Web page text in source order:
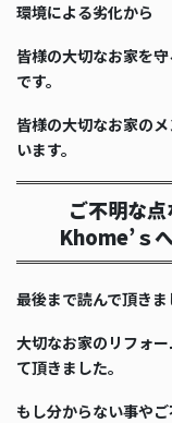
環境による劣化から
皆様の大切なお家を
です。
皆様の大切なお家の
います。
ご不明な
Khome’ｓ
最後まで読んで頂きま
大切なお家のリフォ
て頂きました。
もし分からない事や